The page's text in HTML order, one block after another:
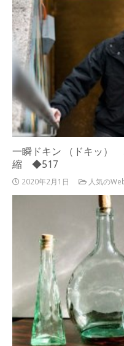
一瞬ドキン （ドキッ）
縮 ◆517
2020年2月1日 人気の